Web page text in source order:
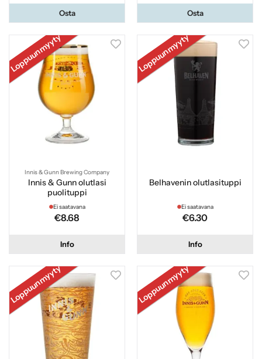
Osta Osta
Loppuunmyyty
Innis & Gunn Brewing Company
Innis & Gunn olutlasi
puolituppi
Ei saatavana
€8.68
Info
Loppuunmyyty
Belhavenin olutlasituppi
Ei saatavana
€6.30
Info
Loppuunmyyty Loppuunmyyty